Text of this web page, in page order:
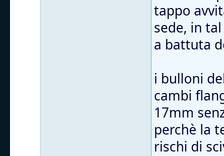
tappo
sede, in
a battuta
i bulloni
cambi
17mm
perchè la
rischi di